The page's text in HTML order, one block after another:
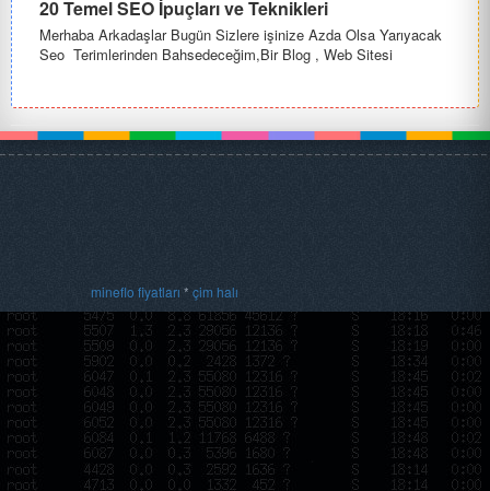
20 Temel SEO İpuçları ve Teknikleri
Merhaba Arkadaşlar Bugün Sizlere işinize Azda Olsa Yarıyacak
Seo Terimlerinden Bahsedeceğim,Bir Blog , Web Sitesi
mineflo fiyatları * çim halı